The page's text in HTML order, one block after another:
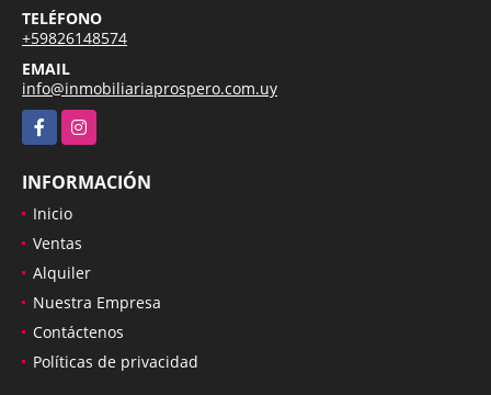
TELÉFONO
+59826148574
EMAIL
info@inmobiliariaprospero.com.uy
FacebookInstagram
INFORMACIÓN
Inicio
Ventas
Alquiler
Nuestra Empresa
Contáctenos
Políticas de privacidad